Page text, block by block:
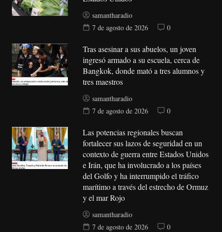
samantharadio
7 de agosto de 2026
0
Tras asesinar a sus abuelos, un joven
ingresó armado a su escuela, cerca de
Bangkok, donde mató a tres alumnos y
tres maestros
samantharadio
7 de agosto de 2026
0
Las potencias regionales buscan
fortalecer sus lazos de seguridad en un
contexto de guerra entre Estados Unidos
e Irán, que ha involucrado a los países
del Golfo y ha interrumpido el tráfico
marítimo a través del estrecho de Ormuz
y el mar Rojo
samantharadio
7 de agosto de 2026
0